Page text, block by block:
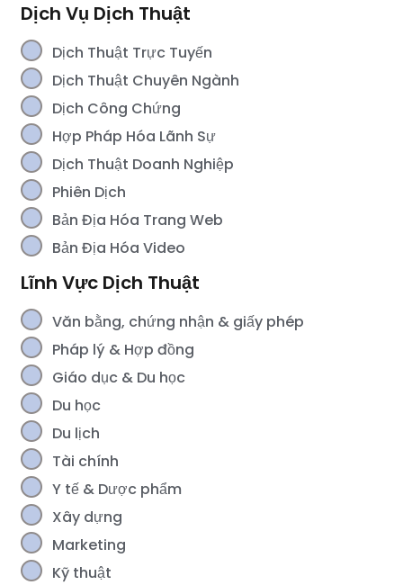
Dịch Vụ Dịch Thuật
Dịch Thuật Trực Tuyến
Dịch Thuật Chuyên Ngành
Dịch Công Chứng
Hợp Pháp Hóa Lãnh Sự
Dịch Thuật Doanh Nghiệp
Phiên Dịch
Bản Địa Hóa Trang Web
Bản Địa Hóa Video
Lĩnh Vực Dịch Thuật
Văn bằng, chứng nhận & giấy phép
Pháp lý & Hợp đồng
Giáo dục & Du học
Du học
Du lịch
Tài chính
Y tế & Dược phẩm
Xây dựng
Marketing
Kỹ thuật